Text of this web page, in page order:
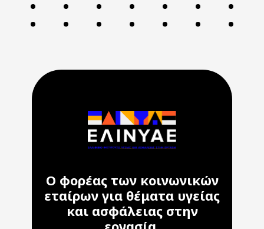
Ο φορέας των κοινωνικών
εταίρων για θέματα υγείας
και ασφάλειας στην